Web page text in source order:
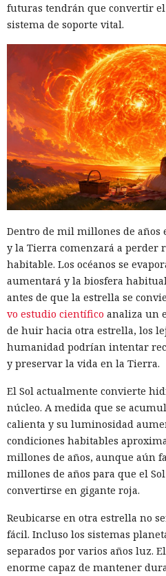
futuras tendrán que convertir el
sistema de soporte vital.
Dentro de mil millones de años
y la Tierra comenzará a perder
habitable. Los océanos se
aumentará y la biosfera
antes de que la estrella se
vo estudio científico analiza un
de huir hacia otra estrella, los
humanidad podrían intentar
y preservar la vida en la Tierra.
El Sol actualmente convierte
núcleo. A medida que se
calienta y su luminosidad
condiciones habitables
millones de años, aunque aún
millones de años para que el
convertirse en gigante roja.
Reubicarse en otra estrella no
fácil. Incluso los sistemas
separados por varios años luz.
enorme capaz de mantener